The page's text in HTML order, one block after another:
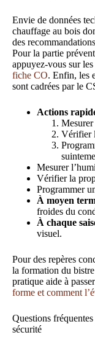
Envie de données
chauffage au bois
des
Pour la partie
appuyez-vous sur
fiche CO. Enfin, les
sont cadrées par le
Actions
Mesurer
Vérifier
Mesurer
Vérifier la
Programmer
À moyen
froides du
À chaque
visuel.
Pour des repères
la formation du
pratique aide à
forme et comment
Questions
sécurité